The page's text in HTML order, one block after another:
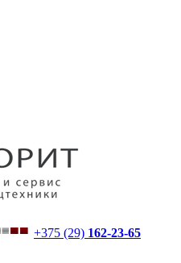
+375 (29) 162-23-65